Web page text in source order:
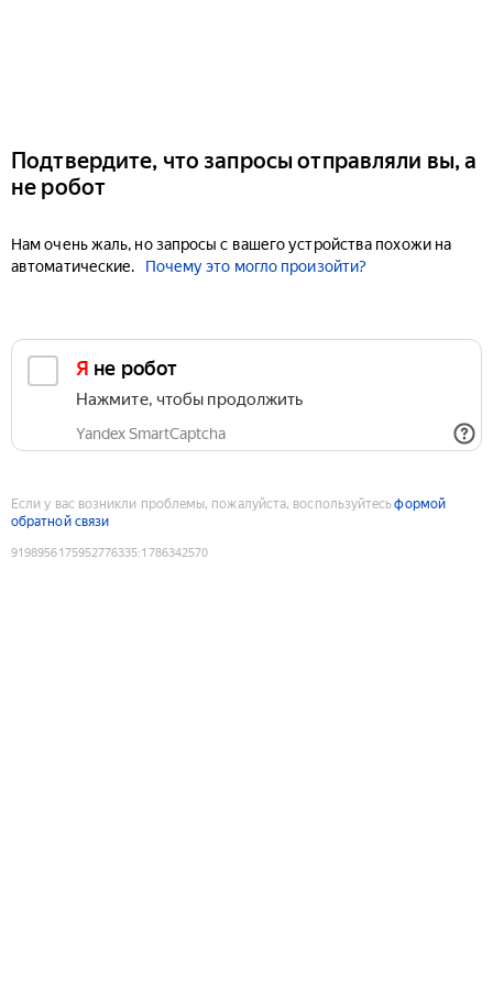
Подтвердите, что запросы отправляли вы, а
не робот
Нам очень жаль, но запросы с вашего устройства похожи на
автоматические.
Почему это могло произойти?
Я не робот
Нажмите, чтобы продолжить
Yandex SmartCaptcha
Если у вас возникли проблемы, пожалуйста, воспользуйтесьформой
обратной связи
9198956175952776335:1786342570